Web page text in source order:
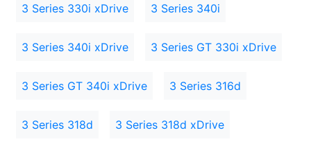
3 Series 330i xDrive 3 Series 340i
3 Series 340i xDrive 3 Series GT 330i xDrive
3 Series GT 340i xDrive 3 Series 316d
3 Series 318d 3 Series 318d xDrive